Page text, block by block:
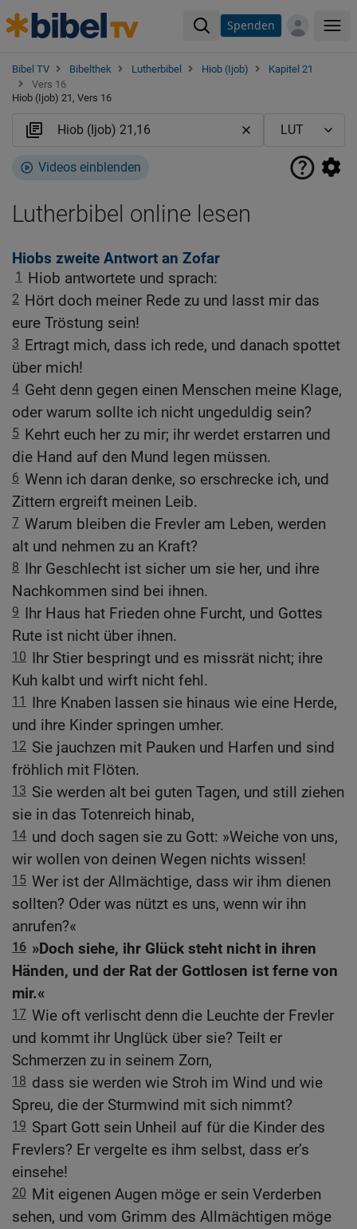
Spenden
Bibel TV Bibelthek Lutherbibel Hiob (Ijob)
Kapitel 21
Vers 16
Hiob (Ijob) 21, Vers 16
Videos einblenden
Lutherbibel online lesen
Hiobs zweite Antwort an Zofar
1 Hiob antwortete und sprach:
2 Hört doch meiner Rede zu und lasst mir das
eure Tröstung sein!
3 Ertragt mich, dass ich rede, und danach spottet
über mich!
4 Geht denn gegen einen Menschen meine Klage,
oder warum sollte ich nicht ungeduldig sein?
5 Kehrt euch her zu mir; ihr werdet erstarren und
die Hand auf den Mund legen müssen.
6 Wenn ich daran denke, so erschrecke ich, und
Zittern ergreift meinen Leib.
7 Warum bleiben die Frevler am Leben, werden
alt und nehmen zu an Kraft?
8 Ihr Geschlecht ist sicher um sie her, und ihre
Nachkommen sind bei ihnen.
9 Ihr Haus hat Frieden ohne Furcht, und Gottes
Rute ist nicht über ihnen.
10 Ihr Stier bespringt und es missrät nicht; ihre
Kuh kalbt und wirft nicht fehl.
11
Ihre Knaben lassen sie hinaus wie eine Herde,
und ihre Kinder springen umher.
12 Sie jauchzen mit Pauken und Harfen und sind
fröhlich mit Flöten.
13 Sie werden alt bei guten Tagen, und still ziehen
sie in das Totenreich hinab,
14 und doch sagen sie zu Gott: »Weiche von uns,
wir wollen von deinen Wegen nichts wissen!
15 Wer ist der Allmächtige, dass wir ihm dienen
sollten? Oder was nützt es uns, wenn wir ihn
anrufen?«
16 »Doch siehe, ihr Glück steht nicht in ihren
Händen, und der Rat der Gottlosen ist ferne von
mir.«
17 Wie oft verlischt denn die Leuchte der Frevler
und kommt ihr Unglück über sie? Teilt er
Schmerzen zu in seinem Zorn,
18 dass sie werden wie Stroh im Wind und wie
Spreu, die der Sturmwind mit sich nimmt?
19 Spart Gott sein Unheil auf für die Kinder des
Frevlers? Er vergelte es ihm selbst, dass er’s
einsehe!
20 Mit eigenen Augen möge er sein Verderben
sehen, und vom Grimm des Allmächtigen möge